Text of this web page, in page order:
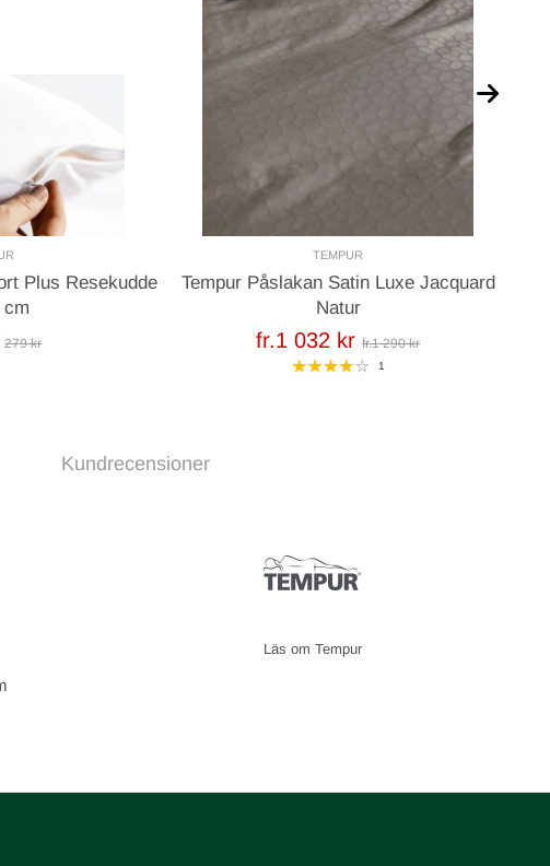
Plus Resekudde
cm
279 kr
TEMPUR
Tempur Påslakan Satin Luxe Jacquard
Natur
fr.1 032 kr fr.1 290 kr
1
Tempur
Kundrecensioner